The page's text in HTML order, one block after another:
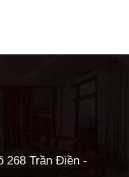
268 Trần Điền -